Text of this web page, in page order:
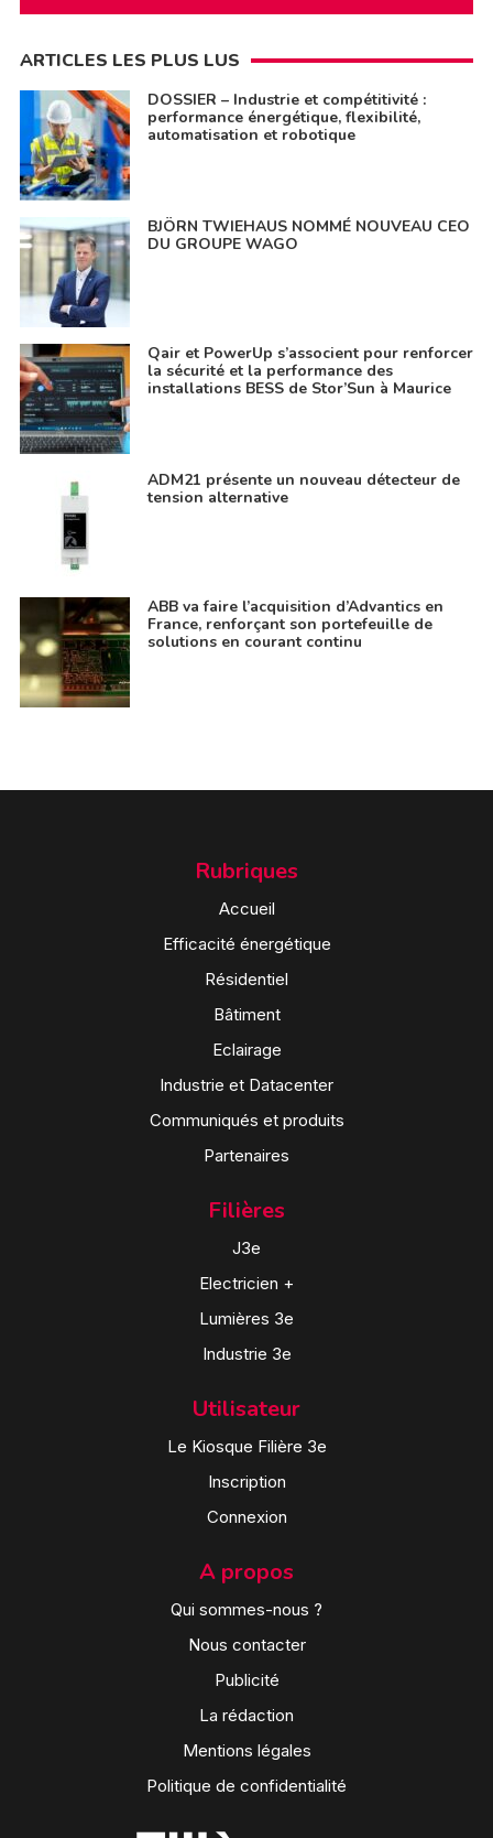
ARTICLES LES PLUS LUS
DOSSIER – Industrie et compétitivité :
performance énergétique, flexibilité,
automatisation et robotique
BJÖRN TWIEHAUS NOMMÉ NOUVEAU CEO
DU GROUPE WAGO
Qair et PowerUp s’associent pour renforcer
la sécurité et la performance des
installations BESS de Stor’Sun à Maurice
ADM21 présente un nouveau détecteur de
tension alternative
ABB va faire l’acquisition d’Advantics en
France, renforçant son portefeuille de
solutions en courant continu
Rubriques
Accueil
Efficacité énergétique
Résidentiel
Bâtiment
Eclairage
Industrie et Datacenter
Communiqués et produits
Partenaires
Filières
J3e
Electricien +
Lumières 3e
Industrie 3e
Utilisateur
Le Kiosque Filière 3e
Inscription
Connexion
A propos
Qui sommes-nous ?
Nous contacter
Publicité
La rédaction
Mentions légales
Politique de confidentialité